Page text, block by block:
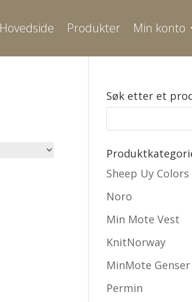
Hovedside Produkter Min konto
Søk etter et
Sheep Uy Colors
Noro
Min Mote Vest
KnitNorway
MinMote Genser
Permin